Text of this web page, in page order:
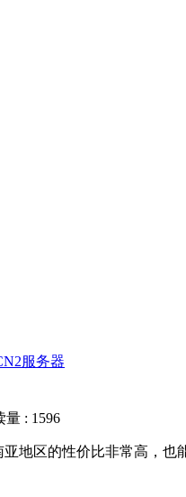
服务器
量 : 1596
地区的性价比非常高，